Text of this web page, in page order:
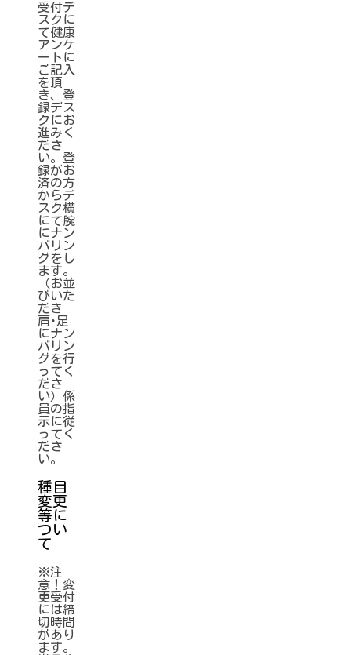
受付デ
スクに
て健康
アンケ
ートに
ご記入
を頂
き、登
録デス
クにお
進みく
ださ
い。登
録がお
済の方
からデ
スク横
にて腕
にナン
バリン
グをし
ます。
（お並
びいた
だき
肩･足
にナン
バリン
グを行
ってく
ださ
い）係
員の指
示に従
ってく
ださ
い。
種目
変更
等に
つい
て
※注
意！変
更受付
には締
切時間
があり
ます。